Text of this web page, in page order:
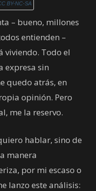
BY-NC-SA
– bueno, millones
entienden –
viviendo. Todo el
expresa sin
quedo atrás, en
opinión. Pero
me la reservo.
hablar, sino de
manera
por mi escaso o
lanzo este análisis: